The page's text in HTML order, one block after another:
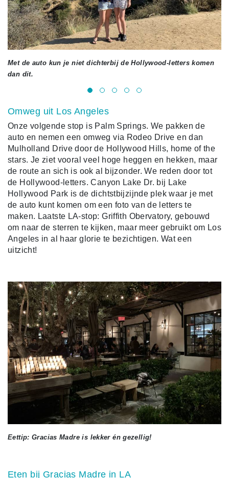
Met de auto kun je niet dichterbij de Hollywood-letters komen
dan dit.
Omweg uit Los Angeles
Onze volgende stop is Palm Springs. We pakken de
auto en nemen een omweg via Rodeo Drive en dan
Mulholland Drive door de Hollywood Hills, home of the
stars. Je ziet vooral veel hoge heggen en hekken, maar
de route an sich is ook al bijzonder. We reden door tot
de Hollywood-letters. Canyon Lake Dr. bij Lake
Hollywood Park is de dichtstbijzijnde plek waar je met
de auto kunt komen om een foto van de letters te
maken. Laatste LA-stop: Griffith Obervatory, gebouwd
om naar de sterren te kijken, maar meer gebruikt om Los
Angeles in al haar glorie te bezichtigen. Wat een
uitzicht!
Eettip: Gracias Madre is lekker én gezellig!
Eten bij Gracias Madre in LA